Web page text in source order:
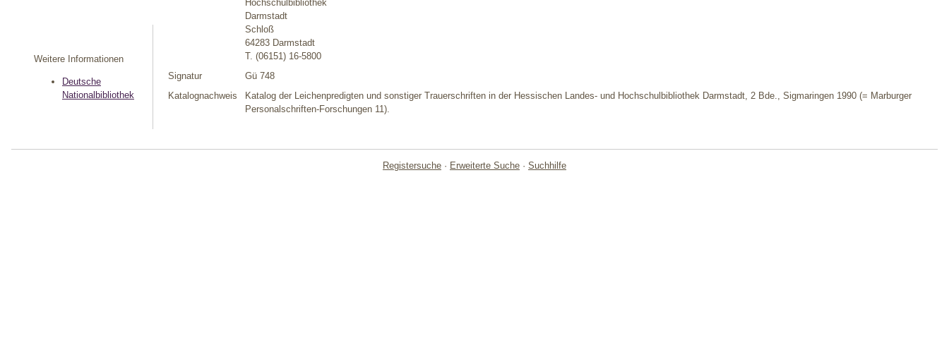
Weitere Informationen
Deutsche
Nationalbibliothek
Hochschulbibliothek
Darmstadt
Schloß
64283 Darmstadt
T. (06151) 16-5800
Signatur
Gü 748
Katalognachweis
Katalog der Leichenpredigten und sonstiger Trauerschriften in der Hessischen Landes- und Hochschulbibliothek Darmstadt, 2 Bde., Sigmaringen 1990 (= Marburger
Personalschriften-Forschungen 11).
Registersuche · Erweiterte Suche · Suchhilfe